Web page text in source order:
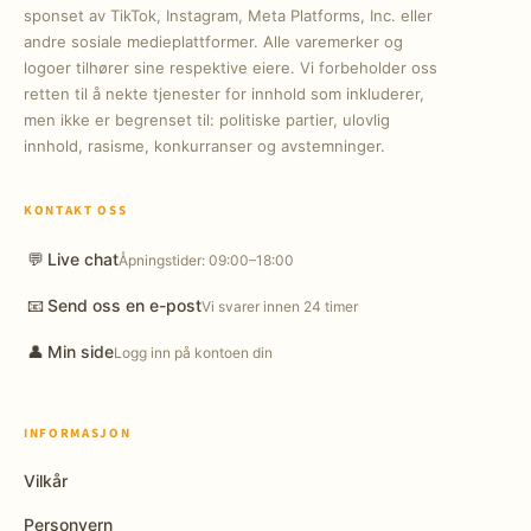
sponset av TikTok, Instagram, Meta Platforms, Inc. eller
andre sosiale medieplattformer. Alle varemerker og
logoer tilhører sine respektive eiere. Vi forbeholder oss
retten til å nekte tjenester for innhold som inkluderer,
men ikke er begrenset til: politiske partier, ulovlig
innhold, rasisme, konkurranser og avstemninger.
KONTAKT OSS
💬 Live chatÅpningstider: 09:00–18:00
📧Send oss en e-postVi svarer innen 24 timer
👤 Min sideLogg inn på kontoen din
INFORMASJON
Vilkår
Personvern